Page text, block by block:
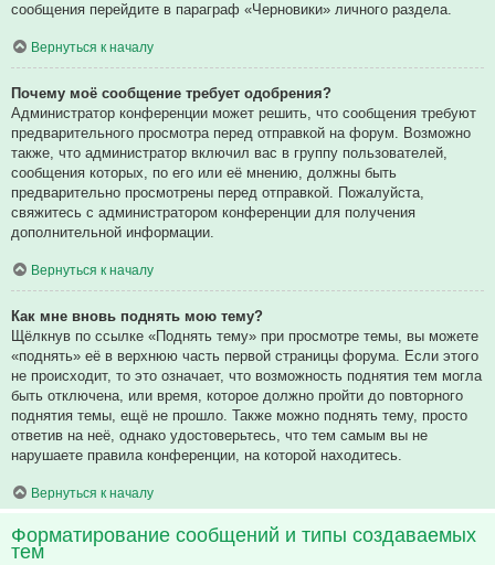
сообщения перейдите в параграф «Черновики» личного раздела.
Вернуться к началу
Почему моё сообщение требует одобрения?
Администратор конференции может решить, что сообщения требуют
предварительного просмотра перед отправкой на форум. Возможно
также, что администратор включил вас в группу пользователей,
сообщения которых, по его или её мнению, должны быть
предварительно просмотрены перед отправкой. Пожалуйста,
свяжитесь с администратором конференции для получения
дополнительной информации.
Вернуться к началу
Как мне вновь поднять мою тему?
Щёлкнув по ссылке «Поднять тему» при просмотре темы, вы можете
«поднять» её в верхнюю часть первой страницы форума. Если этого
не происходит, то это означает, что возможность поднятия тем могла
быть отключена, или время, которое должно пройти до повторного
поднятия темы, ещё не прошло. Также можно поднять тему, просто
ответив на неё, однако удостоверьтесь, что тем самым вы не
нарушаете правила конференции, на которой находитесь.
Вернуться к началу
Форматирование сообщений и типы создаваемых
тем